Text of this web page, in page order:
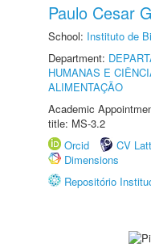
Paulo Cesar
School: Instituto de
Department:
HUMANAS E
ALIMENTAÇÃO
Academic
title: MS-3.2
Orcid
CV
Dimensions
Repositório